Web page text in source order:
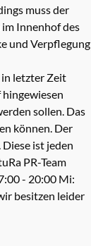
muss der
Innenhof des
und Verpflegung
in letzter Zeit
sollen. Das
können. Der
ist jeden
PR-Team
- 20:00 Mi:
besitzen leider